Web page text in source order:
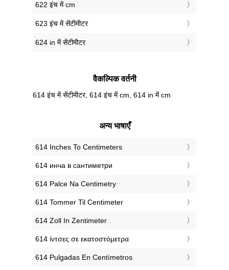
622 इंच में cm
623 इंच में सेंटीमीटर
624 in में सेंटीमीटर
वैकल्पिक वर्तनी
614 इंच में सेंटीमीटर, 614 इंच में cm, 614 in में cm
अन्य भाषाएँ
‎614 Inches To Centimeters
‎614 инча в сантиметри
‎614 Palce Na Centimetry
‎614 Tommer Til Centimeter
‎614 Zoll In Zentimeter
‎614 ίντσες σε εκατοστόμετρα
‎614 Pulgadas En Centímetros